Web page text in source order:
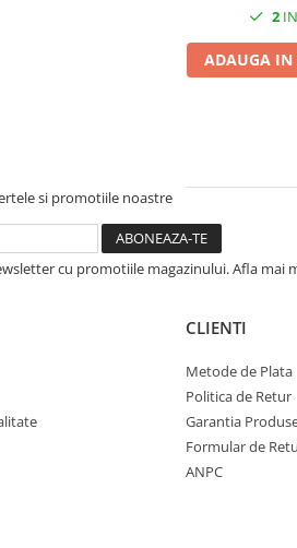
2IN
ADAUGA IN
si promotiile noastre
cu promotiile magazinului. Afla mai
CLIENTI
Metode de Plata
Politica de Retur
Garantia
Formular de
ANPC